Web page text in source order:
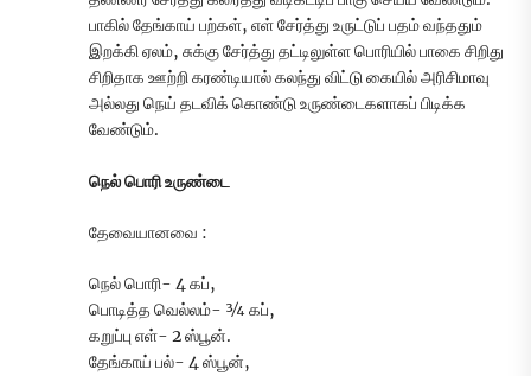
பாகில் தேங்காய் பற்கள், எள் சேர்த்து உருட்டுப் பதம் வந்ததும்
இறக்கி ஏலம், சுக்கு சேர்த்து தட்டிலுள்ள பொரியில் பாகை சிறிது
சிறிதாக ஊற்றி கரண்டியால் கலந்து விட்டு கையில் அரிசிமாவு
அல்லது நெய் தடவிக் கொண்டு உருண்டைகளாகப் பிடிக்க
வேண்டும்.
நெல் பொரி உருண்டை
தேவையானவை :
நெல் பொரி- 4 கப்,
பொடித்த வெல்லம்- ¾ கப்,
கறுப்பு எள்- 2 ஸ்பூன்.
தேங்காய் பல்- 4 ஸ்பூன்,